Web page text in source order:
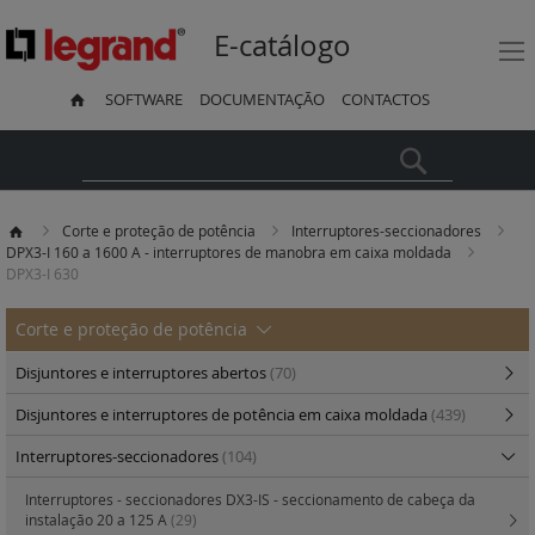
E-catálogo
SOFTWARE DOCUMENTAÇÃO CONTACTOS
Corte e proteção de potência
Interruptores-seccionadores
DPX3-I 160 a 1600 A - interruptores de manobra em caixa moldada
DPX3-I 630
Corte e proteção de potência
Disjuntores e interruptores abertos(70)
Disjuntores e interruptores de potência em caixa moldada (439)
Interruptores-seccionadores(104)
Interruptores - seccionadores DX3-IS - seccionamento de cabeça da
instalação 20 a 125 A (29)